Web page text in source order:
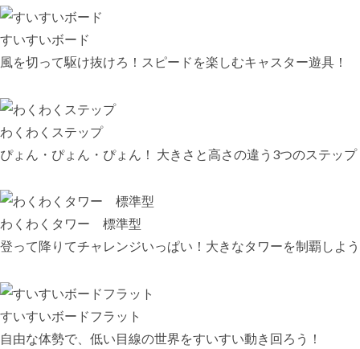
すいすいボード
風を切って駆け抜けろ！スピードを楽しむキャスター遊具！
わくわくステップ
ぴょん・ぴょん・ぴょん！ 大きさと高さの違う3つのステップ
わくわくタワー 標準型
登って降りてチャレンジいっぱい！大きなタワーを制覇しよう
すいすいボードフラット
自由な体勢で、低い目線の世界をすいすい動き回ろう！